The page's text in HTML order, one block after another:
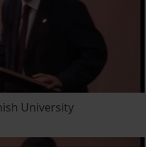
University